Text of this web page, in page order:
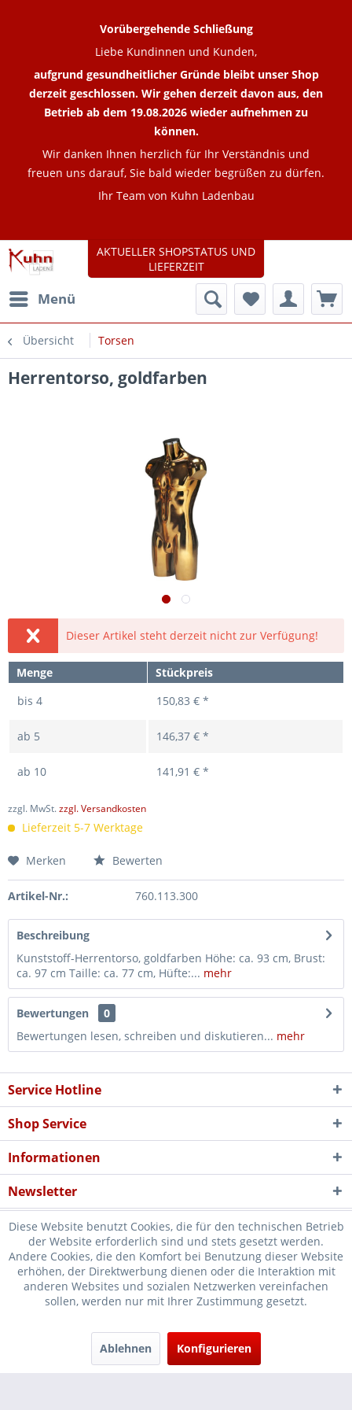
Menü
Übersicht Torsen
Herrentorso, goldfarben
Dieser Artikel steht derzeit nicht zur Verfügung!
Menge
Stückpreis
bis 4 150,83 € *
ab 5 146,37 € *
ab 10 141,91 € *
zzgl. MwSt.zzgl. Versandkosten
Lieferzeit 5-7 Werktage
Merken Bewerten
Artikel-Nr.: 760.113.300
Beschreibung
Kunststoff-Herrentorso, goldfarben Höhe: ca. 93 cm, Brust:
ca. 97 cm Taille: ca. 77 cm, Hüfte:... mehr
Bewertungen
0
Bewertungen lesen, schreiben und diskutieren... mehr
AKTUELLER SHOPSTATUS UND
LIEFERZEIT
Vorübergehende Schließung
Liebe Kundinnen und Kunden,
aufgrund gesundheitlicher Gründe bleibt unser Shop
derzeit geschlossen. Wir gehen derzeit davon aus, den
Betrieb ab dem 19.08.2026 wieder aufnehmen zu
können.
Wir danken Ihnen herzlich für Ihr Verständnis und
freuen uns darauf, Sie bald wieder begrüßen zu dürfen.
Ihr Team von Kuhn Ladenbau
Service Hotline
Shop Service
Informationen
Newsletter
* Verkauf nur an Unternehmer, Gewerbetreibende, Freiberufler und
öffentliche Institutionen, daher verstehen sich alle Preise zzgl.
nicht anders beschrieben
Diese Website benutzt Cookies, die für den technischen Betrieb
der Website erforderlich sind und stets gesetzt werden.
Andere Cookies, die den Komfort bei Benutzung dieser Website
erhöhen, der Direktwerbung dienen oder die Interaktion mit
anderen Websites und sozialen Netzwerken vereinfachen
sollen, werden nur mit Ihrer Zustimmung gesetzt.
Ablehnen Konfigurieren